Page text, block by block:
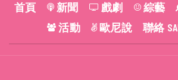
首頁 新聞 戲劇 綜藝
活動
歐尼說 聯絡